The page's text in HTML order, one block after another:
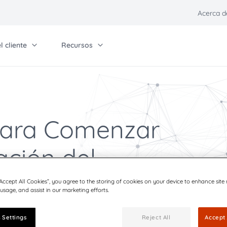
Acerca
Relaciones con inversionistas
Carreras
cliente Recursos
de clientes
digital
front
Servicios financieros
Cuidado de la salud
Aseguradoras
gobierno
Eventos
Centro de preferencias
Comunicaciones
con inversionistas
para socios
Other solutions
Quadient Smart
Parcel Pending by
Comenzar
del
dentro de su organización
All Cookies”, you agree to the storing of cookies on your device to enhance
and assist in our marketing efforts.
Settings Reject All Accept